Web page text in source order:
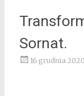
Sornat.
16 grudnia 2020